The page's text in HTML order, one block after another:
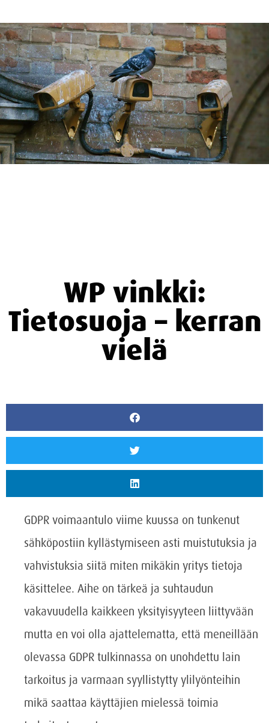
WP vinkki:
Tietosuoja – kerran
vielä
GDPR voimaantulo viime kuussa on tunkenut
sähköpostiin kyllästymiseen asti muistutuksia ja
vahvistuksia siitä miten mikäkin yritys tietoja
käsittelee. Aihe on tärkeä ja suhtaudun
vakavuudella kaikkeen yksityisyyteen liittyvään
mutta en voi olla ajattelematta, että meneillään
olevassa GDPR tulkinnassa on unohdettu lain
tarkoitus ja varmaan syyllistytty ylilyönteihin
mikä saattaa käyttäjien mielessä toimia